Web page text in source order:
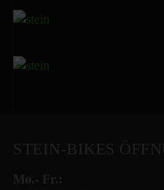
STEIN-BIKES
Mo.- Fr.: